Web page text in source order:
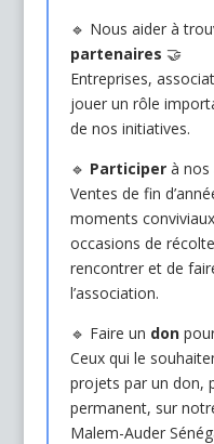
🔹 Nous aider à
partenaires 🤝
Entreprises,
jouer un rôle
de nos initiatives.
🔹 Participerà nos
Ventes de fin
moments
occasions de
rencontrer et de
l’association.
🔹 Faire un don
Ceux qui le
projets par un don,
permanent, sur
Malem-Auder